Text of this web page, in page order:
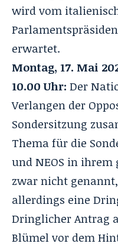
wird vom
erwartet.
Montag, 17. Mai
10.00 Uhr: Der
Verlangen der
Sondersitzung
Thema für die
und NEOS in
zwar nicht
allerdings eine
Dringlicher Antrag
Blümel vor dem